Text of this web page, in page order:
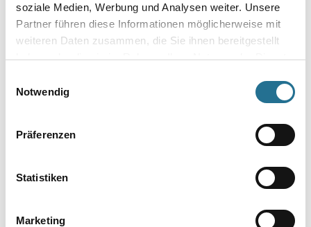
soziale Medien, Werbung und Analysen weiter. Unsere
Partner führen diese Informationen möglicherweise mit
weiteren Daten zusammen, die Sie ihnen bereitgestellt
haben oder die sie im Rahmen Ihrer Nutzung der Dienste
Notwendig
Präferenzen
Statistiken
Marketing
Plattenstärke
Umrechnungsfaktoren